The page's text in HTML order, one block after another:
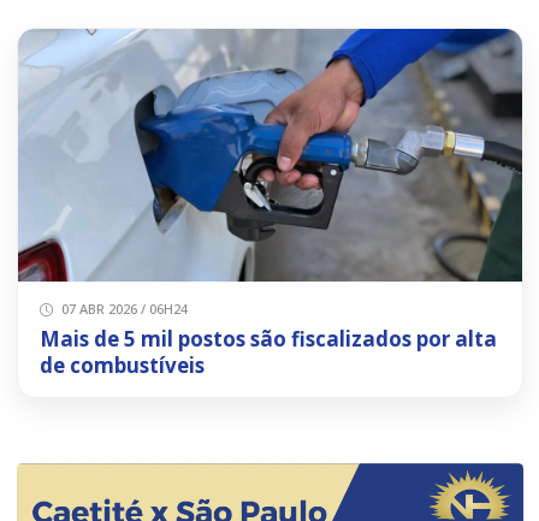
07 ABR 2026 / 06H24
Mais de 5 mil postos são fiscalizados por alta
de combustíveis